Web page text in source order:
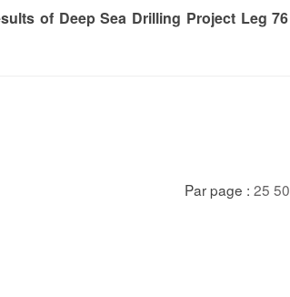
of Deep Sea Drilling Project Leg 76
Par page : 25 50